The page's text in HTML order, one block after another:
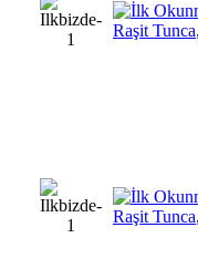
Raşit Tunca,
Raşit Tunca,